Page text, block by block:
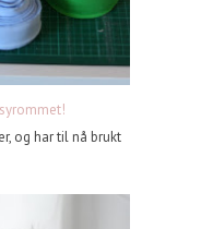
og har til nå brukt